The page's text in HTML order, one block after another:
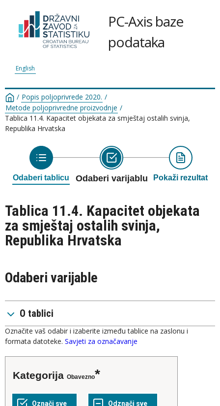
PC-Axis baze
podataka
English
/ Popis poljoprivrede 2020. /
Metode poljoprivredne proizvodnje /
Tablica 11.4. Kapacitet objekata za smještaj ostalih svinja,
Republika Hrvatska
Odaberi tablicu Odaberi varijablu Pokaži rezultat
Tablica 11.4. Kapacitet objekata
za smještaj ostalih svinja,
Republika Hrvatska
Odaberi varijable
O tablici
Označite vaš odabir i izaberite između tablice na zaslonu i
formata datoteke. Savjeti za označavanje
Kategorija Obavezno